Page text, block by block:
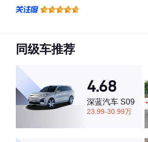
·空间表现较为优秀，优于67%同级车
同级车推荐
4.68
深蓝汽车 S09
23.99-30.99万